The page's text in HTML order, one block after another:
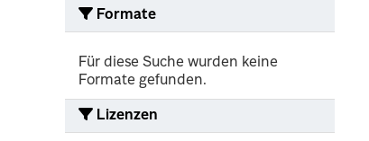
Formate
Für diese Suche wurden keine
Formate gefunden.
Lizenzen